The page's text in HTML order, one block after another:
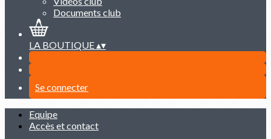
Documents club
LA BOUTIQUE▴▾
Se connecter
Equipe
Accès et contact